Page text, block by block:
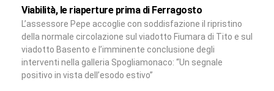
Viabilità, le riaperture prima di Ferragosto
L’assessore Pepe accoglie con soddisfazione il ripristino
della normale circolazione sul viadotto Fiumara di Tito e sul
viadotto Basento e l’imminente conclusione degli
interventi nella galleria Spogliamonaco: “Un segnale
positivo in vista dell’esodo estivo”